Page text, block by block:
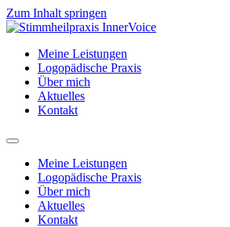
Zum Inhalt springen
Meine Leistungen
Logopädische Praxis
Über mich
Aktuelles
Kontakt
Meine Leistungen
Logopädische Praxis
Über mich
Aktuelles
Kontakt